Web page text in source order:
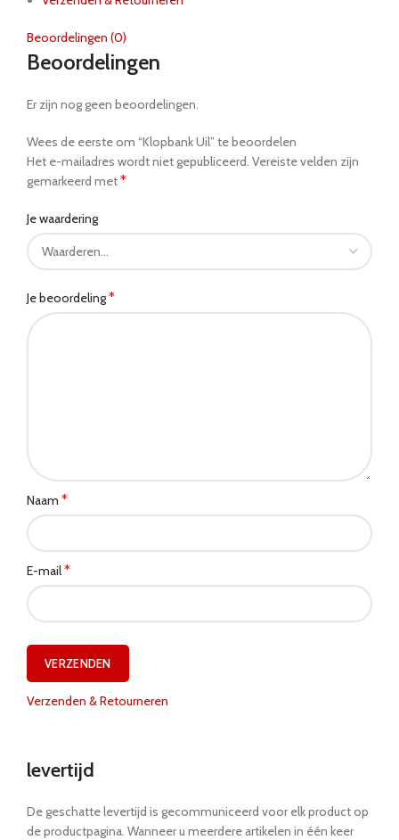
Beoordelingen (0)
Beoordelingen
Er zijn nog geen beoordelingen.
Wees de eerste om “Klopbank Uil” te beoordelen
Het e-mailadres wordt niet gepubliceerd. Vereiste velden zijn
gemarkeerd met*
Je waardering
Je beoordeling*
Naam *
E-mail*
Verzenden & Retourneren
levertijd
De geschatte levertijd is gecommuniceerd voor elk product op
de productpagina. Wanneer u meerdere artikelen in één keer